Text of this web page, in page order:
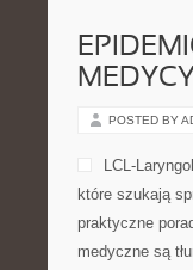
POSTED BY
LCL-
które szukają
praktyczne
medyczne są